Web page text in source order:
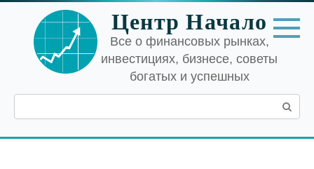
Перейти
контенту
Центр Начало
Все о финансовых рынках,
инвестициях, бизнесе, советы
богатых и успешных
Поиск: